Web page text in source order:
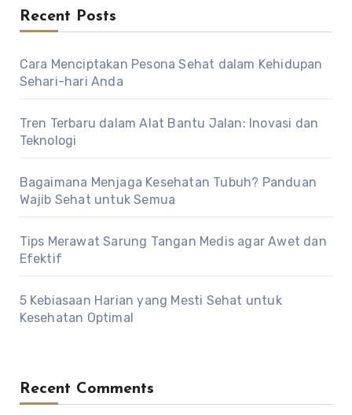
Recent Posts
Cara Menciptakan Pesona Sehat dalam Kehidupan
Sehari-hari Anda
Tren Terbaru dalam Alat Bantu Jalan: Inovasi dan
Teknologi
Bagaimana Menjaga Kesehatan Tubuh? Panduan
Wajib Sehat untuk Semua
Tips Merawat Sarung Tangan Medis agar Awet dan
Efektif
5 Kebiasaan Harian yang Mesti Sehat untuk
Kesehatan Optimal
Recent Comments